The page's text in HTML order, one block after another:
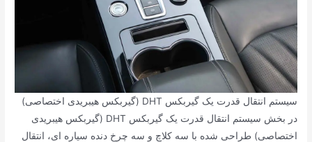
سیستم انتقال قدرت یک گیربکس DHT (گیربکس هیبریدی اختصاصی)
در بخش سیستم انتقال قدرت یک گیربکس DHT (گیربکس هیبریدی
اختصاصی) طراحی شده با سه کلاچ و سه چرخ دنده سیاره ای، انتقال